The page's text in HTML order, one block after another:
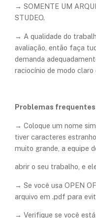
→ SOMENTE UM
STUDEO.
→ A qualidade do
avaliação, então faça
demanda
raciocínio de modo claro
Problemas
→ Coloque um nome
tiver caracteres
muito grande, a equipe
abrir o seu trabalho, e
→ Se você usa OPEN
arquivo em .pdf para
→ Verifique se você